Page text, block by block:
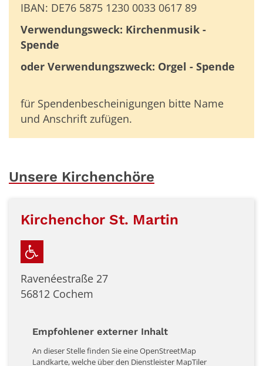
IBAN: DE76 5875 1230 0033 0617 89
Verwendungsweck: Kirchenmusik -
Spende
oder Verwendungszweck: Orgel - Spende
für Spendenbescheinigungen bitte Name
und Anschrift zufügen.
Unsere Kirchenchöre
Kirchenchor St. Martin
Ravenéestraße 27
56812 Cochem
Empfohlener externer Inhalt
An dieser Stelle finden Sie eine OpenStreetMap
Landkarte, welche über den Dienstleister MapTiler